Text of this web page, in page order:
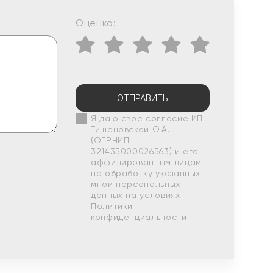
Оценка:
ОТПРАВИТЬ
Я даю свое согласие ИП
Тишеновской О.А.
(ОГРНИП
321435000026563) и его
аффилированным лицам
на обработку указанных
мной персональных
данных на условиях
Политики
конфиденциальности